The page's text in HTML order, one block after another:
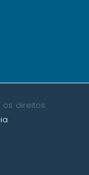
os direitos
.